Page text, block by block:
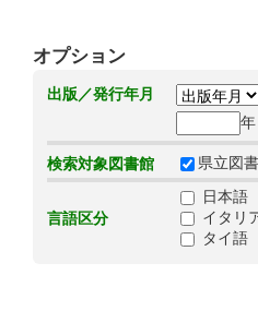
オプション
出版／発行年月
年
検索対象図書館 県立図
言語区分
日本語
イタリ
タイ語